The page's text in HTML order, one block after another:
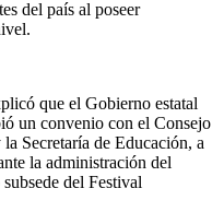
del país al poseer
que el Gobierno estatal
un convenio con el Consejo
Secretaría de Educación, a
la administración del
del Festival